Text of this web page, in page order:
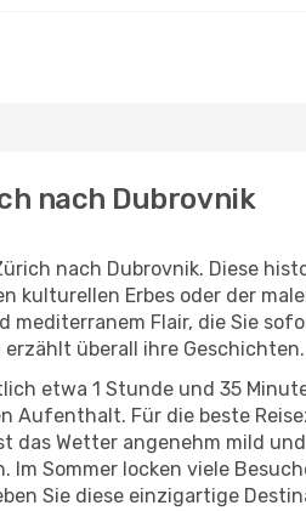
nach Dubrovnik
nach Dubrovnik. Diese
kulturellen Erbes oder der
Flair, die Sie
überall ihre Geschichten.
etwa 1 Stunde und 35
Aufenthalt. Für die beste
das Wetter angenehm mild
Sommer locken viele
Sie diese einzigartige